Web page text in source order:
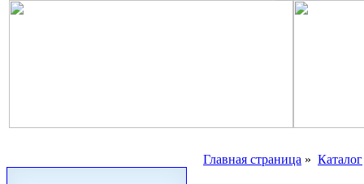
Главная страница » Каталог